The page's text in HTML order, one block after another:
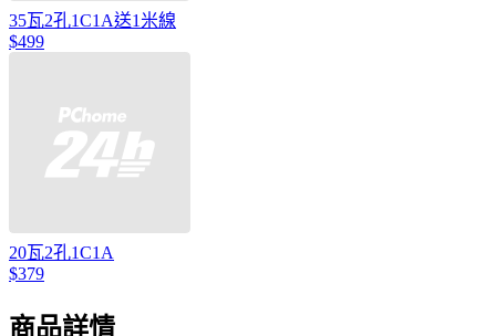
35瓦2孔1C1A送1米線
$499
20瓦2孔1C1A
$379
商品詳情